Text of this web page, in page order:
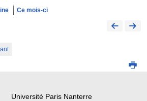
Ce mois-ci
Université Paris Nanterre